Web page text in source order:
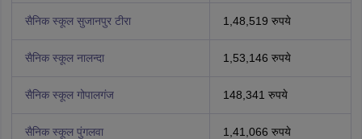
सैनिक स्कूल सुजानपुर टीरा 1,48,519 रुपये
सैनिक स्कूल नालन्दा 1,53,146 रुपये
सैनिक स्कूल गोपालगंज 148,341 रुपये
सैनिक स्कूल पुंगलवा 1,41,066 रुपये